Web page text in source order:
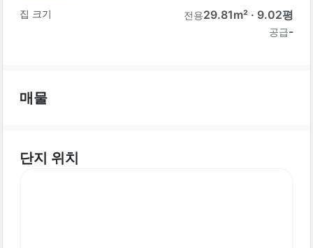
집 크기 전용29.81m² · 9.02평
공급-
매물
단지 위치